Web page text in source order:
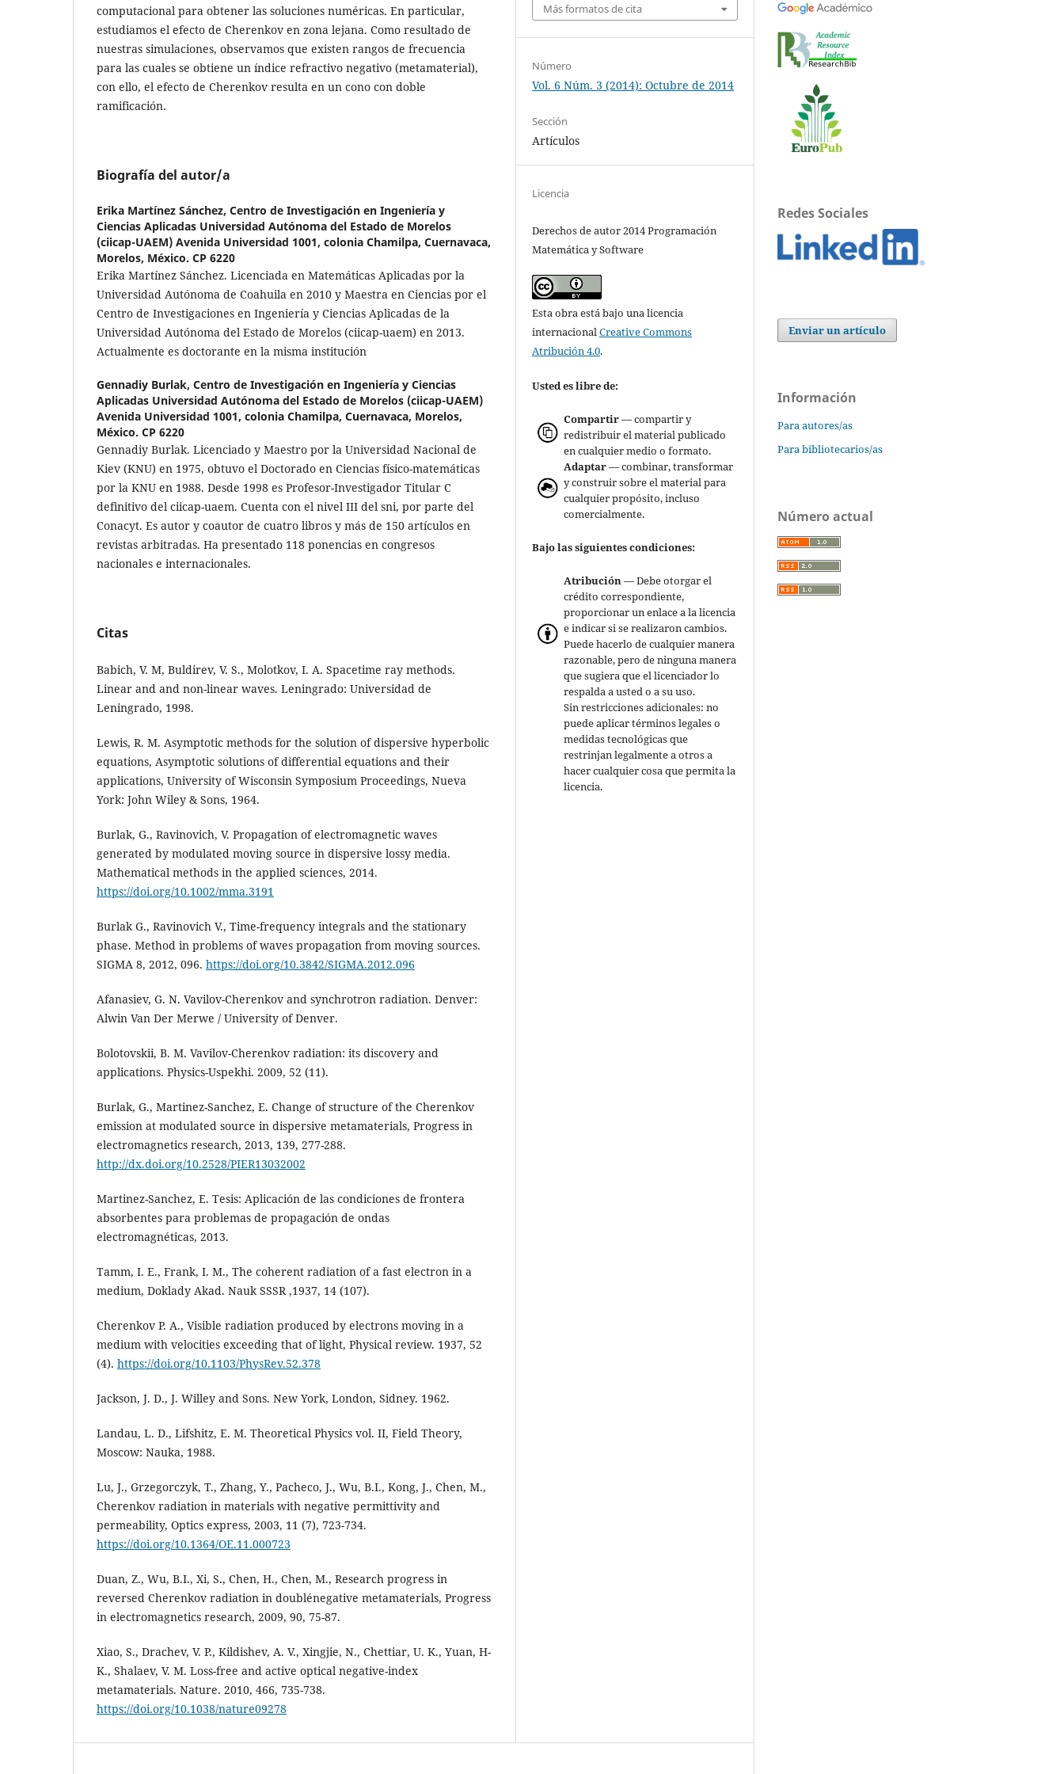
computacional para obtener las soluciones numéricas. En particular,
estudiamos el efecto de Cherenkov en zona lejana. Como resultado de
nuestras simulaciones, observamos que existen rangos de frecuencia
para las cuales se obtiene un índice refractivo negativo (metamaterial),
con ello, el efecto de Cherenkov resulta en un cono con doble
ramificación.
Biografía del autor/a
Erika Martínez Sánchez, Centro de Investigación en Ingeniería y
Ciencias Aplicadas Universidad Autónoma del Estado de Morelos
(ciicap-UAEM) Avenida Universidad 1001, colonia Chamilpa, Cuernavaca,
Morelos, México. CP 6220
Erika Martínez Sánchez. Licenciada en Matemáticas Aplicadas por la
Universidad Autónoma de Coahuila en 2010 y Maestra en Ciencias por el
Centro de Investigaciones en Ingeniería y Ciencias Aplicadas de la
Universidad Autónoma del Estado de Morelos (ciicap-uaem) en 2013.
Actualmente es doctorante en la misma institución
Gennadiy Burlak, Centro de Investigación en Ingeniería y Ciencias
Aplicadas Universidad Autónoma del Estado de Morelos (ciicap-UAEM)
Avenida Universidad 1001, colonia Chamilpa, Cuernavaca, Morelos,
México. CP 6220
Gennadiy Burlak. Licenciado y Maestro por la Universidad Nacional de
Kiev (KNU) en 1975, obtuvo el Doctorado en Ciencias físico-matemáticas
por la KNU en 1988. Desde 1998 es Profesor-Investigador Titular C
definitivo del ciicap-uaem. Cuenta con el nivel III del sni, por parte del
Conacyt. Es autor y coautor de cuatro libros y más de 150 artículos en
revistas arbitradas. Ha presentado 118 ponencias en congresos
nacionales e internacionales.
Citas
Babich, V. M, Buldirev, V. S., Molotkov, I. A. Spacetime ray methods.
Linear and and non-linear waves. Leningrado: Universidad de
Leningrado, 1998.
Lewis, R. M. Asymptotic methods for the solution of dispersive hyperbolic
equations, Asymptotic solutions of differential equations and their
applications, University of Wisconsin Symposium Proceedings, Nueva
York: John Wiley & Sons, 1964.
Burlak, G., Ravinovich, V. Propagation of electromagnetic waves
generated by modulated moving source in dispersive lossy media.
Mathematical methods in the applied sciences, 2014.
https://doi.org/10.1002/mma.3191
Burlak G., Ravinovich V., Time-frequency integrals and the stationary
phase. Method in problems of waves propagation from moving sources.
SIGMA 8, 2012, 096. https://doi.org/10.3842/SIGMA.2012.096
Afanasiev, G. N. Vavilov-Cherenkov and synchrotron radiation. Denver:
Alwin Van Der Merwe / University of Denver.
Bolotovskii, B. M. Vavilov-Cherenkov radiation: its discovery and
applications. Physics-Uspekhi. 2009, 52 (11).
Burlak, G., Martinez-Sanchez, E. Change of structure of the Cherenkov
emission at modulated source in dispersive metamaterials, Progress in
electromagnetics research, 2013, 139, 277-288.
http://dx.doi.org/10.2528/PIER13032002
Martinez-Sanchez, E. Tesis: Aplicación de las condiciones de frontera
absorbentes para problemas de propagación de ondas
electromagnéticas, 2013.
Tamm, I. E., Frank, I. M., The coherent radiation of a fast electron in a
medium, Doklady Akad. Nauk SSSR ,1937, 14 (107).
Cherenkov P. A., Visible radiation produced by electrons moving in a
medium with velocities exceeding that of light, Physical review. 1937, 52
(4). https://doi.org/10.1103/PhysRev.52.378
Jackson, J. D., J. Willey and Sons. New York, London, Sidney. 1962.
Landau, L. D., Lifshitz, E. M. Theoretical Physics vol. II, Field Theory,
Moscow: Nauka, 1988.
Lu, J., Grzegorczyk, T., Zhang, Y., Pacheco, J., Wu, B.I., Kong, J., Chen, M.,
Cherenkov radiation in materials with negative permittivity and
permeability, Optics express, 2003, 11 (7), 723-734.
https://doi.org/10.1364/OE.11.000723
Duan, Z., Wu, B.I., Xi, S., Chen, H., Chen, M., Research progress in
reversed Cherenkov radiation in doublénegative metamaterials, Progress
in electromagnetics research, 2009, 90, 75-87.
Xiao, S., Drachev, V. P., Kildishev, A. V., Xingjie, N., Chettiar, U. K., Yuan, H-
K., Shalaev, V. M. Loss-free and active optical negative-index
metamaterials. Nature. 2010, 466, 735-738.
https://doi.org/10.1038/nature09278
Más formatos de cita
Número
Vol. 6 Núm. 3 (2014): Octubre de 2014
Sección
Artículos
Licencia
Derechos de autor 2014 Programación
Matemática y Software
Esta obra está bajo una licencia
internacionalCreative Commons
Atribución 4.0.
Usted es libre de:
Compartir— compartir y
redistribuir el material publicado
en cualquier medio o formato.
Adaptar— combinar, transformar
y construir sobre el material para
cualquier propósito, incluso
comercialmente.
Bajo las siguientes condiciones:
Atribución— Debe otorgar el
crédito correspondiente,
proporcionar un enlace a la licencia
e indicar si se realizaron cambios.
Puede hacerlo de cualquier manera
razonable, pero de ninguna manera
que sugiera que el licenciador lo
respalda a usted o a su uso.
Sin restricciones adicionales: no
puede aplicar términos legales o
medidas tecnológicas que
restrinjan legalmente a otros a
hacer cualquier cosa que permita la
licencia.
Redes Sociales
Enviar un artículo
Información
Para autores/as
Para bibliotecarios/as
Número actual